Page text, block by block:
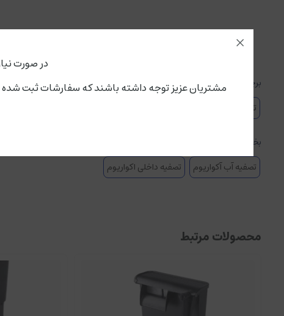
برچسبها :
تصفیه داخلی اکواریوم
بخشها :
تصفیه آب آکواریوم
تصفیه داخلی اکواریوم
محصولات مرتبط
در صورت
مشتریان عزیز توجه داشته باشند که سفارشات ثبت شده از این لحظه،پنجشنبه ۱۵ مرداد تحویل سرویس پستی و باربری می